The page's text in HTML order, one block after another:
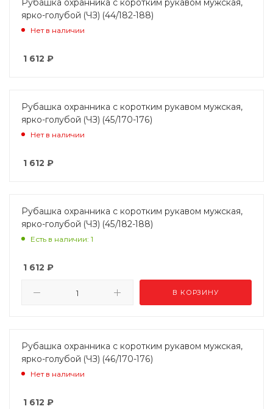
Рубашка охранника с коротким рукавом мужская,
ярко-голубой (ЧЗ) (44/182-188)
Нет в наличии
1 612 ₽
Рубашка охранника с коротким рукавом мужская,
ярко-голубой (ЧЗ) (45/170-176)
Нет в наличии
1 612 ₽
Рубашка охранника с коротким рукавом мужская,
ярко-голубой (ЧЗ) (45/182-188)
Есть в наличии: 1
1 612 ₽
В КОРЗИНУ
Рубашка охранника с коротким рукавом мужская,
ярко-голубой (ЧЗ) (46/170-176)
Нет в наличии
1 612 ₽